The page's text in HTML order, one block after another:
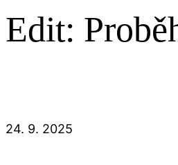
Edit:
24. 9. 2025